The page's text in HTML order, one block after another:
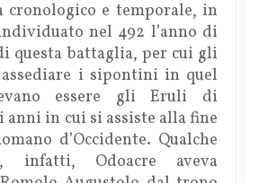
e temporale, in
nel 492 l’anno di
questa battaglia, per cui gli
i sipontini in quel
essere gli Eruli di
anni in cui si assiste alla fine
d’Occidente. Qualche
infatti, Odoacre aveva